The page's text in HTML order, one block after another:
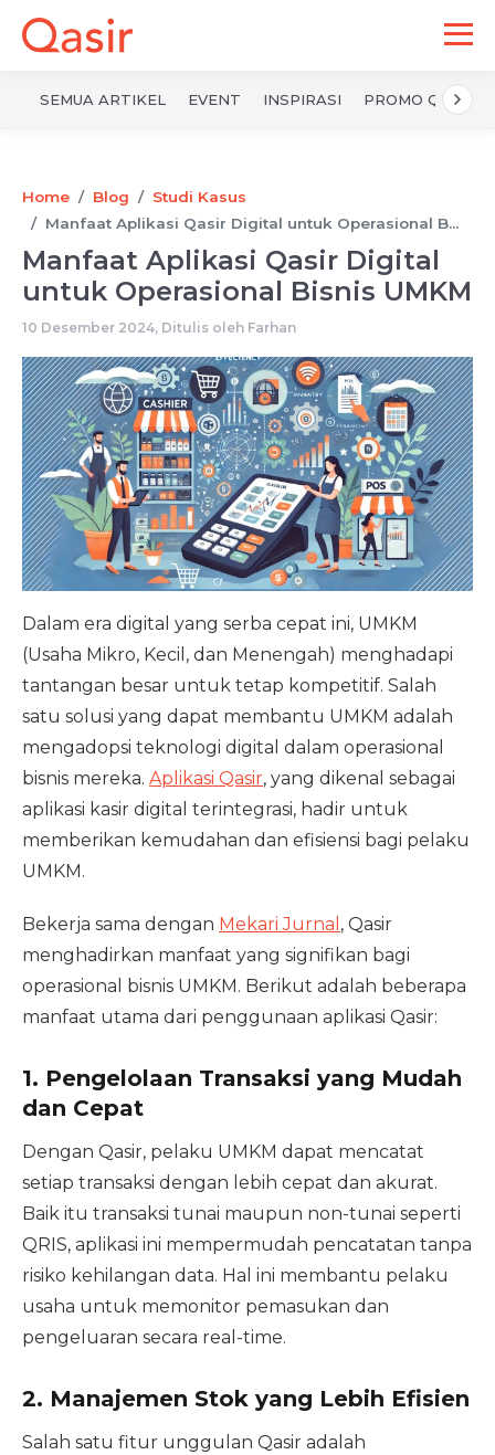
SEMUA ARTIKEL EVENT INSPIRASI PROMO QASIR
Home Blog
Studi Kasus
Manfaat Aplikasi Qasir Digital untuk Operasional B...
Manfaat Aplikasi Qasir Digital
untuk Operasional Bisnis UMKM
10 Desember 2024, Ditulis oleh Farhan
Dalam era digital yang serba cepat ini, UMKM
(Usaha Mikro, Kecil, dan Menengah) menghadapi
tantangan besar untuk tetap kompetitif. Salah
satu solusi yang dapat membantu UMKM adalah
mengadopsi teknologi digital dalam operasional
bisnis mereka. Aplikasi Qasir, yang dikenal sebagai
aplikasi kasir digital terintegrasi, hadir untuk
memberikan kemudahan dan efisiensi bagi pelaku
UMKM.
Bekerja sama dengan Mekari Jurnal , Qasir
menghadirkan manfaat yang signifikan bagi
operasional bisnis UMKM. Berikut adalah beberapa
manfaat utama dari penggunaan aplikasi Qasir:
1. Pengelolaan Transaksi yang Mudah
dan Cepat
Dengan Qasir, pelaku UMKM dapat mencatat
setiap transaksi dengan lebih cepat dan akurat.
Baik itu transaksi tunai maupun non-tunai seperti
QRIS, aplikasi ini mempermudah pencatatan tanpa
risiko kehilangan data. Hal ini membantu pelaku
usaha untuk memonitor pemasukan dan
pengeluaran secara real-time.
2. Manajemen Stok yang Lebih Efisien
Salah satu fitur unggulan Qasir adalah